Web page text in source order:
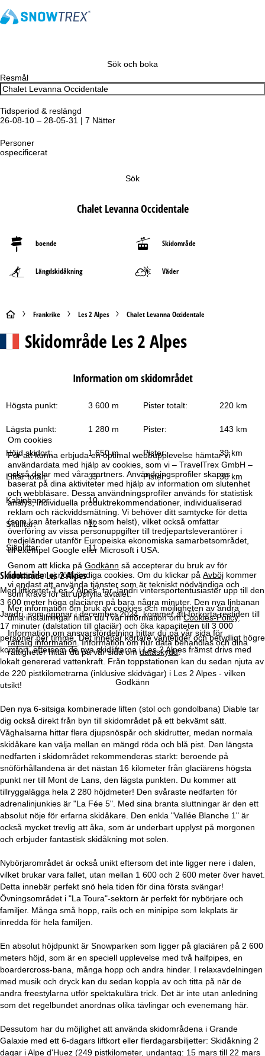
Om cookies
För att kunna erbjuda en optimal webbupplevelse hämtar vi
användardata med hjälp av cookies, som vi – TravelTrex GmbH –
också delar med våra partners. Användningsprofiler skapas
baserat på dina aktiviteter med hjälp av information om slutenhet
och webbläsare. Dessa användningsprofiler används för statistisk
analys, individuella produktrekommendationer, individualiserad
reklam och räckviddsmätning. Vi behöver ditt samtycke för detta
(som kan återkallas när som helst), vilket också omfattar
överföring av vissa personuppgifter till tredjepartsleverantörer i
tredjeländer utanför Europeiska ekonomiska samarbetsområdet,
till exempel Google eller Microsoft i USA.
Genom att klicka påGodkänn så accepterar du bruk av för
funktionen ej nödvändiga cookies. Om du klickar påAvböj kommer
vi endast att använda tjänster som är tekniskt nödvändiga och
som krävs för att uppfylla avtalet.
Mer information om bruk av cookies och möjligheten av ändra
dina inställningar hittar du i vår information omCookies-Policy.
Information om ansvarsfördelning hittar du på vår sida för
rättslig information . Information om hur data behandlas och dina
rättigheter hittar du på vår sida omdataskydd.
Godkänn
Sök och boka
Resmål
Tidsperiod & reslängd
26-08-10 – 28-05-31 | 7 Nätter
Personer
ospecificerat
Sök
Chalet Levanna Occidentale
boende Skidområde
Längdskidåkning Väder
S
t
s
i
d
a
Frankrike Les 2 Alpes Chalet Levanna Occidentale
Skidområde Les 2 Alpes
Information om skidområdet
Högsta punkt: 3 600 m Pister totalt: 220 km
Lägsta punkt: 1 280 m Pister: 143 km
Höjd skidort: 1 650 m Pister: 39 km
Liftar totalt: 33 Pister: 38 km
Kabinbanor: 10
Sittliftar: 12
Släpliftar: 11
SkidområdeLes 2 Alpes
Med liftkortet "Les 2 Alpes" tar Jandri vintersportentusiaster upp till den
3 600 meter höga glaciären på bara några minuter. Den nya linbanan
Jandri, som öppnar i december 2024, kommer att förkorta restiden till
17 minuter (dalstation till glaciär) och öka kapaciteten till 3 000
personer per timme. Det innebär kortare väntetider och betydligt högre
komfort, eftersom de nya skidliftarna i Les 2 Alpes främst drivs med
lokalt genererad vattenkraft. Från toppstationen kan du sedan njuta av
de 220 pistkilometrarna (inklusive skidvägar) i Les 2 Alpes - vilken
utsikt!
Den nya 6-sitsiga kombinerade liften (stol och gondolbana) Diable tar
dig också direkt från byn till skidområdet på ett bekvämt sätt.
Våghalsarna hittar flera djupsnöspår och skidrutter, medan normala
skidåkare kan välja mellan en mängd röda och blå pist. Den längsta
nedfarten i skidområdet rekommenderas starkt: beroende på
snöförhållandena är det nästan 16 kilometer från glaciärens högsta
punkt ner till Mont de Lans, den lägsta punkten. Du kommer att
tillryggalägga hela 2 280 höjdmeter! Den svåraste nedfarten för
adrenalinjunkies är "La Fée 5". Med sina branta sluttningar är den ett
absolut nöje för erfarna skidåkare. Den enkla "Vallée Blanche 1" är
också mycket trevlig att åka, som är underbart upplyst på morgonen
och erbjuder fantastisk skidåkning mot solen.
Nybörjarområdet är också unikt eftersom det inte ligger nere i dalen,
vilket brukar vara fallet, utan mellan 1 600 och 2 600 meter över havet.
Detta innebär perfekt snö hela tiden för dina första svängar!
Övningsområdet i "La Toura"-sektorn är perfekt för nybörjare och
familjer. Många små hopp, rails och en minipipe som lekplats är
inredda för hela familjen.
En absolut höjdpunkt är Snowparken som ligger på glaciären på 2 600
meters höjd, som är en speciell upplevelse med två halfpipes, en
boardercross-bana, många hopp och andra hinder. I relaxavdelningen
med musik och dryck kan du sedan koppla av och titta på när de
andra freestylarna utför spektakulära trick. Det är inte utan anledning
som det regelbundet anordnas olika tävlingar och evenemang här.
Dessutom har du möjlighet att använda skidområdena i Grande
Galaxie med ett 6-dagars liftkort eller flerdagarsbiljetter: Skidåkning 2
dagar i Alpe d'Huez (249 pistkilometer, undantag: 15 mars till 22 mars